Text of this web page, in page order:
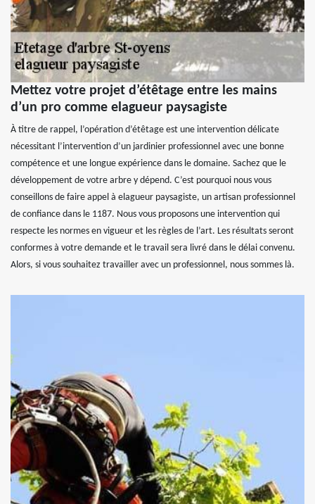
Mettez votre projet d’étêtage entre les mains
d’un pro comme elagueur paysagiste
À titre de rappel, l’opération d’étêtage est une intervention délicate
nécessitant l’intervention d’un jardinier professionnel avec une bonne
compétence et une longue expérience dans le domaine. Sachez que le
développement de votre arbre y dépend. C’est pourquoi nous vous
conseillons de faire appel à elagueur paysagiste, un artisan professionnel
de confiance dans le 1187. Nous vous proposons une intervention qui
respecte les normes en vigueur et les règles de l’art. Les résultats seront
conformes à votre demande et le travail sera livré dans le délai convenu.
Alors, si vous souhaitez travailler avec un professionnel, nous sommes là.